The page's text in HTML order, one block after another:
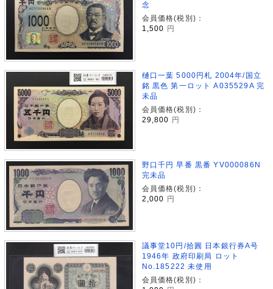
念
会員価格(税別)：
1,500
円
樋口一葉 5000円札 2004年/国立
銘 黒色 第一ロット A035529A 完
未品
会員価格(税別)：
29,800
円
野口千円 早番 黒番 YV000086N
完未品
会員価格(税別)：
2,000 円
議事堂10円/拾圓 日本銀行券A号
1946年 政府印刷局 ロット
No.185222 未使用
会員価格(税別)：